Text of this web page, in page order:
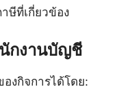
ษีที่เกี่ยวข้อง
กงานบัญชี
งกิจการได้โดย: